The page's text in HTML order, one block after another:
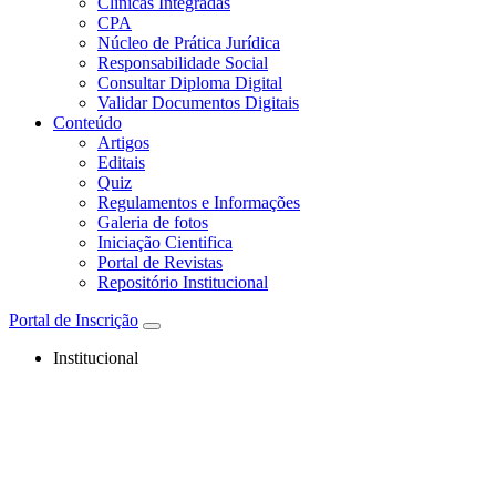
CPA
Núcleo de Prática Jurídica
Responsabilidade Social
Consultar Diploma Digital
Validar Documentos Digitais
Conteúdo
Artigos
Editais
Quiz
Regulamentos e Informações
Galeria de fotos
Iniciação Cientifica
Portal de Revistas
Repositório Institucional
Portal de Inscrição
Institucional